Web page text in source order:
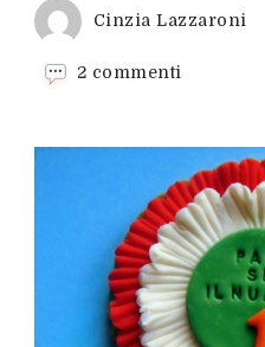
Cinzia Lazzaroni
2 commenti
per
il
papà